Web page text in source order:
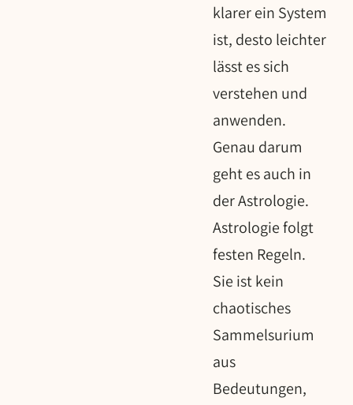
klarer ein System
ist, desto leichter
lässt es sich
verstehen und
anwenden.
Genau darum
geht es auch in
der Astrologie.
Astrologie folgt
festen Regeln.
Sie ist kein
chaotisches
Sammelsurium
aus
Bedeutungen,